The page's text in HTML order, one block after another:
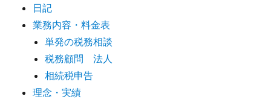
日記
業務内容・料金表
単発の税務相談
税務顧問 法人
相続税申告
理念・実績